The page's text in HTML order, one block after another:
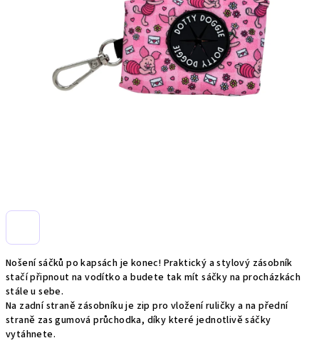
Nošení sáčků po kapsách je konec! Praktický a stylový zásobník
stačí připnout na vodítko a budete tak mít sáčky na procházkách
stále u sebe.
Na zadní straně zásobníku je zip pro vložení ruličky a na přední
straně zas gumová průchodka, díky které jednotlivě sáčky
vytáhnete.